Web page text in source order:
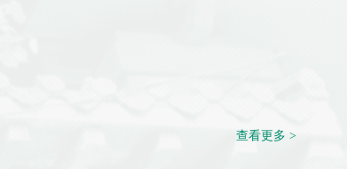
查看更多 >